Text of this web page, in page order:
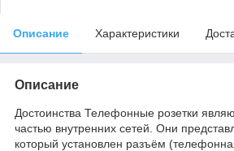
Описание Характеристики
Описание
Достоинства Телефонные розетки
частью внутренних сетей. Они
который установлен разъём